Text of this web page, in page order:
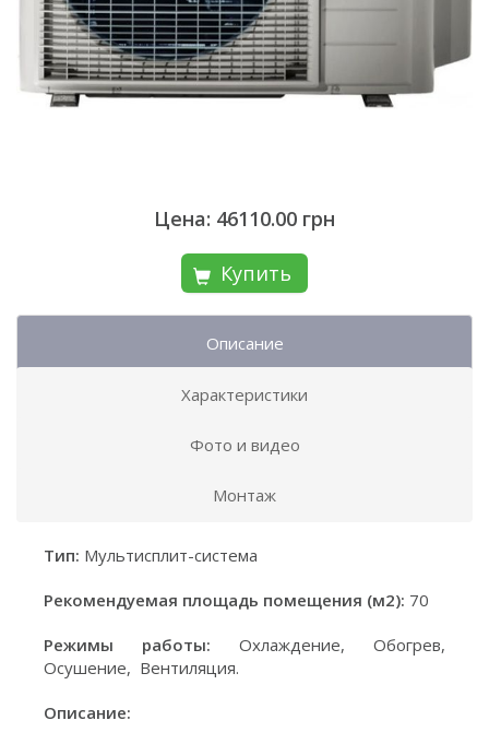
Цена: 46110.00 грн
Купить
Описание
Характеристики
Фото и видео
Монтаж
Тип: Мультисплит-система
Рекомендуемая площадь помещения (м2): 70
Режимы работы: Охлаждение, Обогрев,
Осушение, Вентиляция.
Описание: